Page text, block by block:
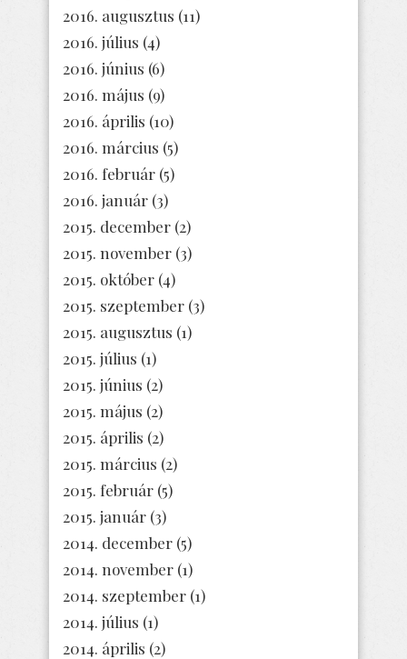
2016. augusztus (11)
2016. július (4)
2016. június (6)
2016. május (9)
2016. április (10)
2016. március (5)
2016. február (5)
2016. január (3)
2015. december (2)
2015. november (3)
2015. október (4)
2015. szeptember (3)
2015. augusztus (1)
2015. július (1)
2015. június (2)
2015. május (2)
2015. április (2)
2015. március (2)
2015. február (5)
2015. január (3)
2014. december (5)
2014. november (1)
2014. szeptember (1)
2014. július (1)
2014. április (2)